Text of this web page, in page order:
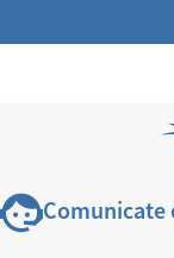
Comunicate